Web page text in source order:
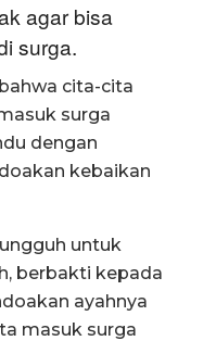
agar bisa
surga.
cita-cita
surga
dengan
kebaikan
untuk
berbakti kepada
ayahnya
masuk surga